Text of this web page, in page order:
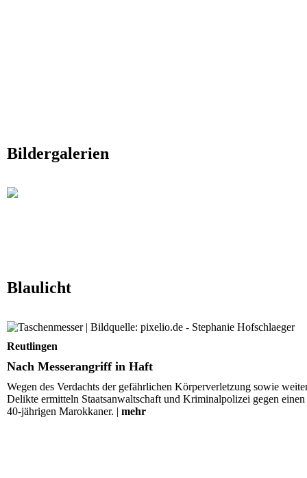
Bildergalerien
Blaulicht
Nach Messerangriff in Haft
Reutlingen
Nach Messerangriff in Haft
Wegen des Verdachts der gefährlichen Körperverletzung sowie
Delikte ermitteln Staatsanwaltschaft und Kriminalpolizei gegen einen
40-jährigen Marokkaner. | mehr